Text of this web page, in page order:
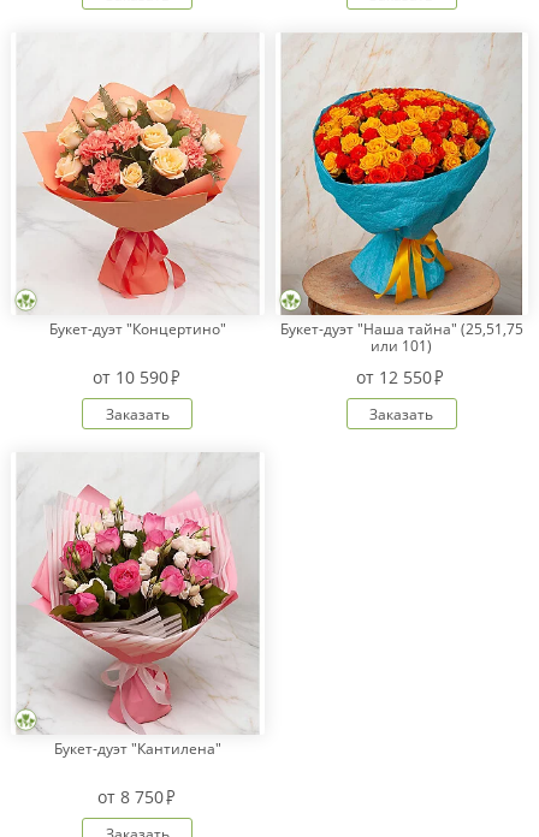
Букет-дуэт "Концертино"
от 10 590
Заказать
Букет-дуэт "Наша тайна" (25,51,75
или 101)
от 12 550
Заказать
Букет-дуэт "Кантилена"
от 8 750